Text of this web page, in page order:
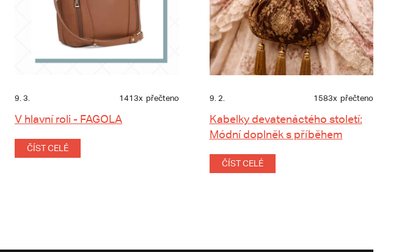
9. 3. 1413x přečteno
V hlavní roli - FAGOLA
ČÍST CELÉ
9. 2. 1583x přečteno
Kabelky devatenáctého století:
Módní doplněk s příběhem
ČÍST CELÉ